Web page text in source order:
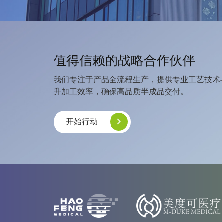
值得信赖的战略合作伙伴
我们专注于产品全流程生产，提供专业工艺技
升加工效率，确保高品质半成品交付。
开始行动